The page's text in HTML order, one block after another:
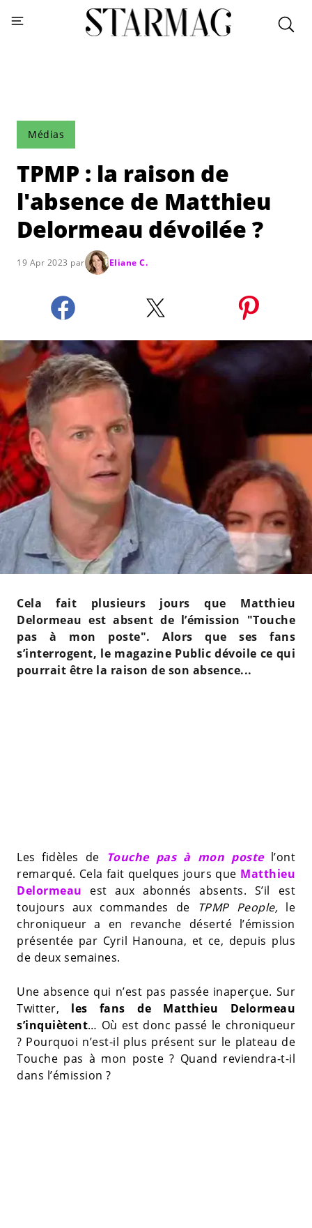
Médias
TPMP : la raison de
l'absence de Matthieu
Delormeau dévoilée ?
19 Apr 2023 par Eliane C.
Cela fait plusieurs jours que Matthieu
Delormeau est absent de l’émission "Touche
pas à mon poste". Alors que ses fans
s’interrogent, le magazine Public dévoile ce qui
pourrait être la raison de son absence...
Les fidèles de Touche pas à mon postel’ont
remarqué. Cela fait quelques jours que Matthieu
Delormeau est aux abonnés absents. S’il est
toujours aux commandes de
TPMP People, le
chroniqueur a en revanche déserté l’émission
présentée par Cyril Hanouna, et ce, depuis plus
de deux semaines.
Une absence qui n’est pas passée inaperçue. Sur
Twitter, les fans de Matthieu Delormeau
s’inquiètent… Où est donc passé le chroniqueur
? Pourquoi n’est-il plus présent sur le plateau de
Touche pas à mon poste ? Quand reviendra-t-il
dans l’émission ?